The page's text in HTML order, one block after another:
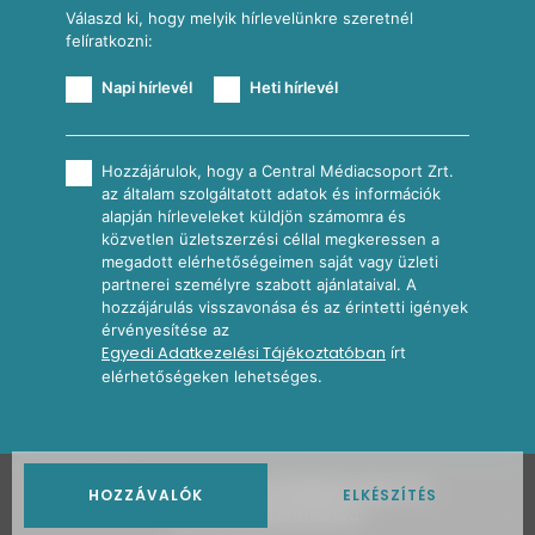
HOZZÁVALÓK ELKÉSZÍTÉS
Válaszd ki, hogy melyik hírlevelünkre szeretnél
felíratkozni:
Napi hírlevél Heti hírlevél
Hozzájárulok, hogy a Central Médiacsoport Zrt.
az általam szolgáltatott adatok és információk
alapján hírleveleket küldjön számomra és
közvetlen üzletszerzési céllal megkeressen a
megadott elérhetőségeimen saját vagy üzleti
partnerei személyre szabott ajánlataival. A
hozzájárulás visszavonása és az érintetti igények
érvényesítése az
Egyedi Adatkezelési Tájékoztatóban írt
elérhetőségeken lehetséges.
2026Nosalty · Central Médiacsoport Zrt.